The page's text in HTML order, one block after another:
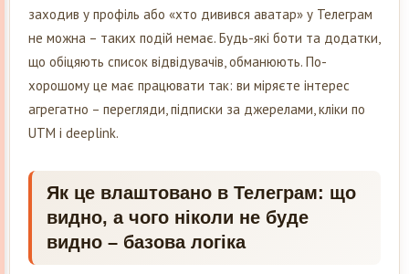
заходив у профіль або «хто дивився аватар» у Телеграм
не можна – таких подій немає. Будь-які боти та додатки,
що обіцяють список відвідувачів, обманюють. По-
хорошому це має працювати так: ви міряєте інтерес
агрегатно – перегляди, підписки за джерелами, кліки по
UTM і deeplink.
Як це влаштовано в Телеграм: що
видно, а чого ніколи не буде
видно – базова логіка